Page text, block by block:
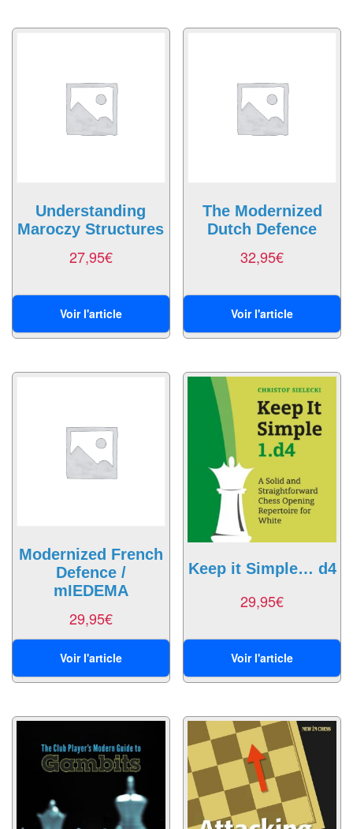
&
Echiquiers
muraux/Plein
Echiquier
pour
aveugles
d'échecs
Livres
anglais
français
Jeux
société
Jeux
cartes
Collectionner
(TCG)
Les
Classiques
Understanding
Maroczy Structures
27,95€
Voir l'article
The Modernized
Dutch Defence
32,95€
Voir l'article
Modernized French
Defence /
mIEDEMA
29,95€
Voir l'article
Keep it Simple… d4
29,95€
Voir l'article